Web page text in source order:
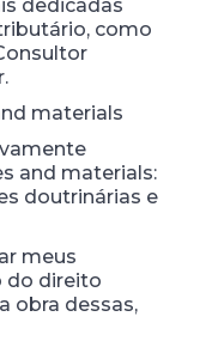
dedicadas
como
materials
and materials:
doutrinárias e
meus
do direito
obra dessas,